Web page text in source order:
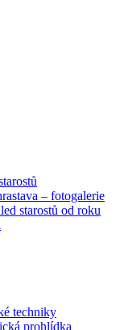
– fotogalerie
starostů od roku
techniky
prohlídka